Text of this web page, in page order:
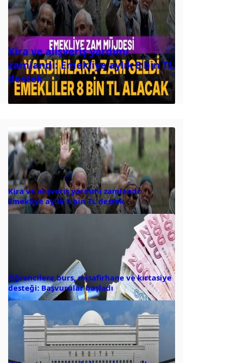
Kira ve alışveriş yardımı
zamlandı: Emekliye aylık 8 bin TL
destek
Kira ve alışveriş yardımı zamlandı:
Emekliye aylık 8 bin TL destek
Öğrencilere burs, misafirhane ve kırtasiye
desteği: Başvurular başladı